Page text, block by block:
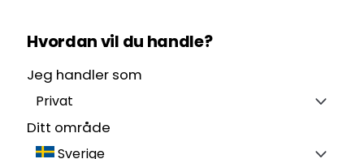
Hvordan vil du handle?
Jeg handler som
Privat
Ditt område
Sverige